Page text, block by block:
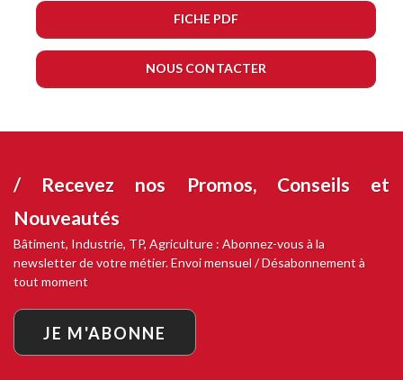
FICHE PDF
NOUS CONTACTER
/ Recevez nos Promos, Conseils et
Nouveautés
Bâtiment, Industrie, TP, Agriculture : Abonnez-vous à la
newsletter de votre métier. Envoi mensuel / Désabonnement à
tout moment
JE M'ABONNE